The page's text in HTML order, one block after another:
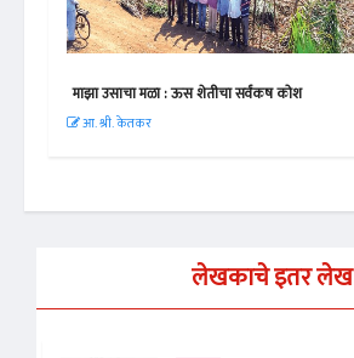
माझा उसाचा मळा : ऊस शेतीचा सर्वंकष कोश
आ. श्री. केतकर
लेखकाचे इतर लेख